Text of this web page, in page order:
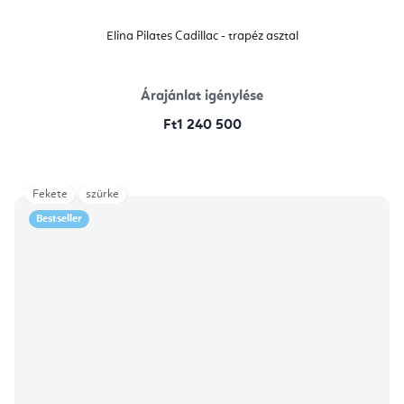
Elina Pilates Cadillac - trapéz asztal
Árajánlat igénylése
Ft1 240 500
Bestseller
Fekete szürke